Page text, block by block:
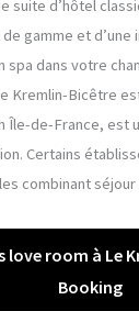
suite d’hôtel
gamme et
spa dans votre
Kremlin-Bicêtre
Île-de-France, est
Certains
combinant
love room à Le
Booking